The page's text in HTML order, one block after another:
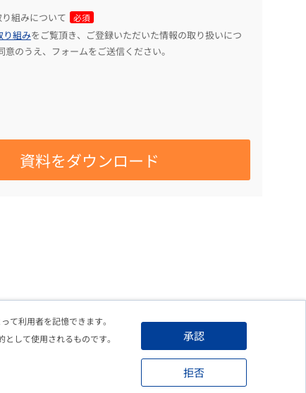
て利用者を記憶できます。
して使用されるものです。
承認
拒否
組みについて 必須
り組みをご覧頂き、ご登録いただいた情報の取り扱いにつ
意のうえ、フォームをご送信ください。